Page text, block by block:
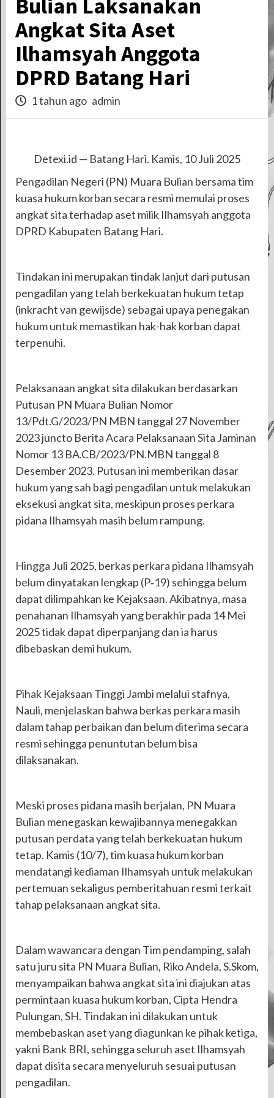
Bulian Laksanakan
Angkat Sita Aset
Ilhamsyah Anggota
DPRD Batang Hari
1 tahun ago admin
Detexi.id — Batang Hari. Kamis, 10 Juli 2025
Pengadilan Negeri (PN) Muara Bulian bersama tim
kuasa hukum korban secara resmi memulai proses
angkat sita terhadap aset milik Ilhamsyah anggota
DPRD Kabupaten Batang Hari.
Tindakan ini merupakan tindak lanjut dari putusan
pengadilan yang telah berkekuatan hukum tetap
(inkracht van gewijsde) sebagai upaya penegakan
hukum untuk memastikan hak-hak korban dapat
terpenuhi.
Pelaksanaan angkat sita dilakukan berdasarkan
Putusan PN Muara Bulian Nomor
13/Pdt.G/2023/PN MBN tanggal 27 November
2023 juncto Berita Acara Pelaksanaan Sita Jaminan
Nomor 13 BA.CB/2023/PN.MBN tanggal 8
Desember 2023. Putusan ini memberikan dasar
hukum yang sah bagi pengadilan untuk melakukan
eksekusi angkat sita, meskipun proses perkara
pidana Ilhamsyah masih belum rampung.
Hingga Juli 2025, berkas perkara pidana Ilhamsyah
belum dinyatakan lengkap (P‑19) sehingga belum
dapat dilimpahkan ke Kejaksaan. Akibatnya, masa
penahanan Ilhamsyah yang berakhir pada 14 Mei
2025 tidak dapat diperpanjang dan ia harus
dibebaskan demi hukum.
Pihak Kejaksaan Tinggi Jambi melalui stafnya,
Nauli, menjelaskan bahwa berkas perkara masih
dalam tahap perbaikan dan belum diterima secara
resmi sehingga penuntutan belum bisa
dilaksanakan.
Meski proses pidana masih berjalan, PN Muara
Bulian menegaskan kewajibannya menegakkan
putusan perdata yang telah berkekuatan hukum
tetap. Kamis (10/7), tim kuasa hukum korban
mendatangi kediaman Ilhamsyah untuk melakukan
pertemuan sekaligus pemberitahuan resmi terkait
tahap pelaksanaan angkat sita.
Dalam wawancara dengan Tim pendamping, salah
satu juru sita PN Muara Bulian, Riko Andela, S.Skom,
menyampaikan bahwa angkat sita ini diajukan atas
permintaan kuasa hukum korban, Cipta Hendra
Pulungan, SH. Tindakan ini dilakukan untuk
membebaskan aset yang diagunkan ke pihak ketiga,
yakni Bank BRI, sehingga seluruh aset Ilhamsyah
dapat disita secara menyeluruh sesuai putusan
pengadilan.